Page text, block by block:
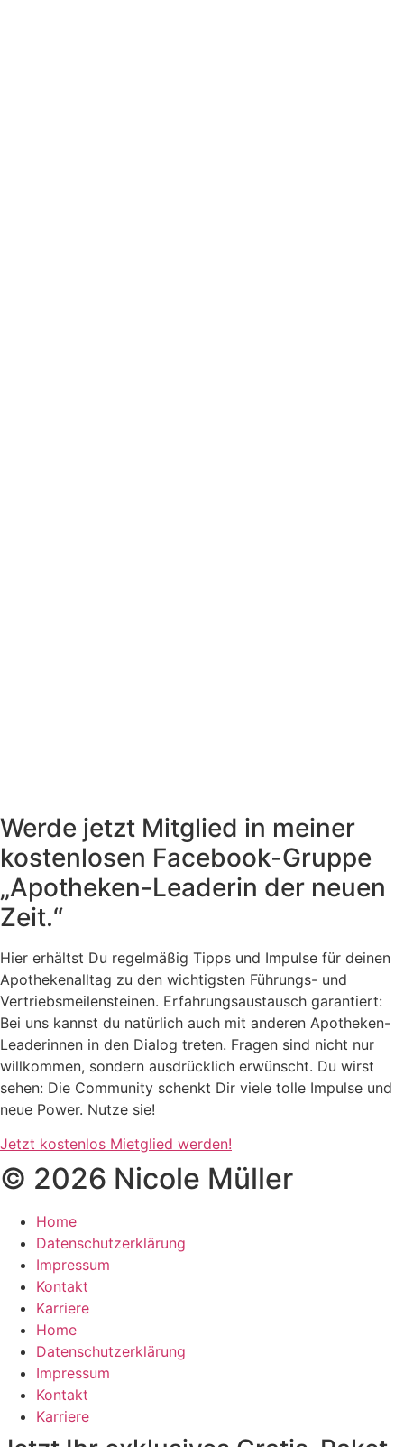
Werde jetzt Mitglied in meiner
kostenlosen Facebook-Gruppe
„Apotheken-Leaderin der neuen
Zeit.“
Hier erhältst Du regelmäßig Tipps und Impulse für deinen
Apothekenalltag zu den wichtigsten Führungs- und
Vertriebsmeilensteinen. Erfahrungsaustausch garantiert:
Bei uns kannst du natürlich auch mit anderen Apotheken-
Leaderinnen in den Dialog treten. Fragen sind nicht nur
willkommen, sondern ausdrücklich erwünscht. Du wirst
sehen: Die Community schenkt Dir viele tolle Impulse und
neue Power. Nutze sie!
Jetzt kostenlos Mietglied werden!
© 2026 Nicole Müller
Home
Datenschutzerklärung
Impressum
Kontakt
Karriere
Home
Datenschutzerklärung
Impressum
Kontakt
Karriere